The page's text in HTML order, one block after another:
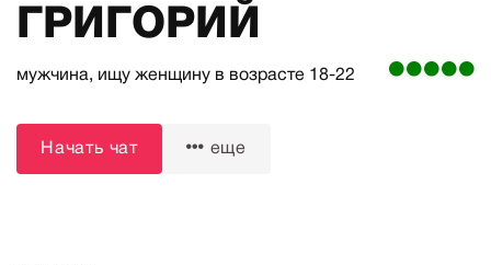
ГРИГОРИЙ
мужчина, ищу женщину в возрасте 18-22
Начать чат еще